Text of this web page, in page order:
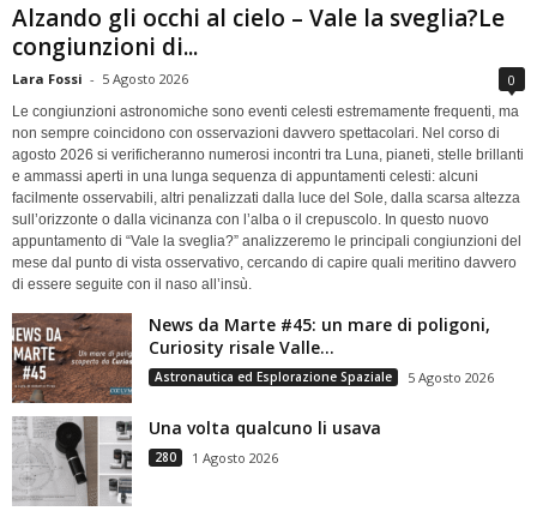
Alzando gli occhi al cielo – Vale la sveglia?Le
congiunzioni di...
Lara Fossi - 5 Agosto 2026 0
Le congiunzioni astronomiche sono eventi celesti estremamente frequenti, ma
non sempre coincidono con osservazioni davvero spettacolari. Nel corso di
agosto 2026 si verificheranno numerosi incontri tra Luna, pianeti, stelle brillanti
e ammassi aperti in una lunga sequenza di appuntamenti celesti: alcuni
facilmente osservabili, altri penalizzati dalla luce del Sole, dalla scarsa altezza
sull’orizzonte o dalla vicinanza con l’alba o il crepuscolo. In questo nuovo
appuntamento di “Vale la sveglia?” analizzeremo le principali congiunzioni del
mese dal punto di vista osservativo, cercando di capire quali meritino davvero
di essere seguite con il naso all’insù.
News da Marte #45: un mare di poligoni,
Curiosity risale Valle...
Astronautica ed Esplorazione Spaziale 5 Agosto 2026
Una volta qualcuno li usava
280 1 Agosto 2026